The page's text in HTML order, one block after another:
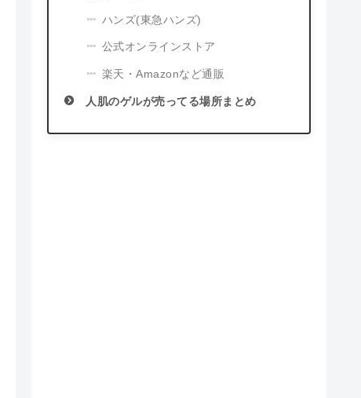
ハンズ(東急ハンズ)
公式オンラインストア
楽天・Amazonなど通販
人肌のゲルが売ってる場所まとめ